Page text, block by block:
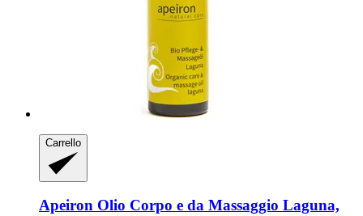
Carrello
Apeiron Olio Corpo e da Massaggio Laguna,